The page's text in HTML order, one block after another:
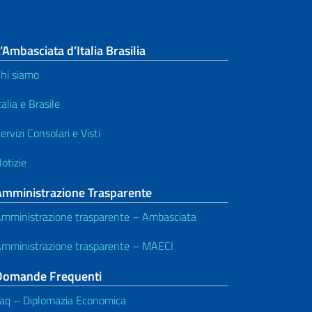
d’Italia Brasilia
siamo
e Brasile
Consolari e Visti
Trasparente
trasparente – Ambasciata
trasparente – MAECI
Frequenti
– Diplomazia Economica